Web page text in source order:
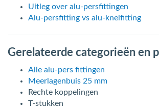
Uitleg over alu-persfittingen
Alu-persfitting vs alu-knelfitting
Gerelateerde categorieën en
Alle alu-pers fittingen
Meerlagenbuis 25 mm
Rechte koppelingen
T-stukken